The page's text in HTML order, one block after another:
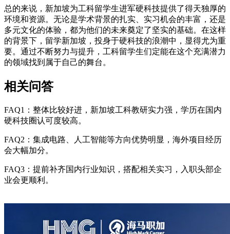
总的来说，新加坡为工科留学生进军硬科技提供了得天独厚的
环境和资源。无论是学术背景的扎实、实习机会的丰富，还是
多元文化的体验，都为他们的未来奠定了坚实的基础。在这样
的背景下，留学新加坡，投身于硬科技的浪潮中，显得尤为重
要。通过不断努力与提升，工科留学生们定能在这个充满潜力
的领域找到属于自己的舞台。
相关问答
FAQ1：整体比较好进，新加坡工科教研实力强，学历在国内
硬科技圈认可度较高。
FAQ2：集成电路、人工智能等方向优势明显，海外项目经历
会大幅加分。
FAQ3：提前补齐国内行业知识，搭配相关实习，入职头部企
业会更顺利。